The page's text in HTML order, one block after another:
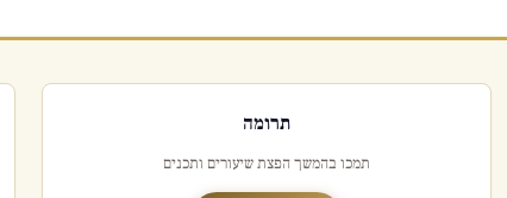
תרומה
תמכו בהמשך הפצת שיעורים ותכנים